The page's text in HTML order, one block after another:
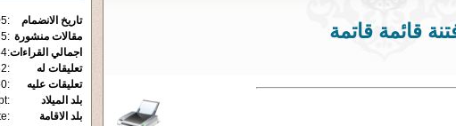
قائمة قاتمة تاريخ الانضمام :
مقالات منشورة :
اجمالي القراءات:
تعليقات له
:
تعليقات عليه
:
بلد الميلاد
:
بلد الاقامة
: